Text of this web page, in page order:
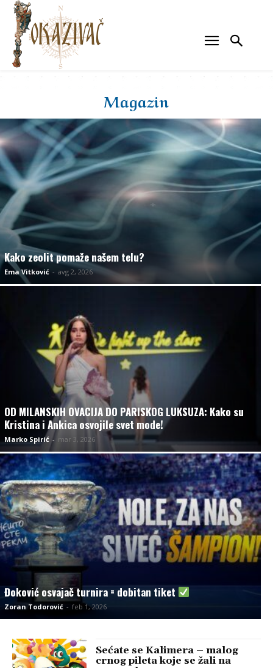
Magazin
Kako zeolit pomaže našem telu?
Ema Vitković - avg 2, 2026
OD MILANSKIH OVACIJA DO PARISKOG LUKSUZA: Kako su
Kristina i Ankica osvojile svet mode!
Marko Spirić - mar 3, 2026
Đoković osvajač turnira = dobitan tiket
Zoran Todorović - feb 1, 2026
Sećate se Kalimera – malog
crnog pileta koje se žali na